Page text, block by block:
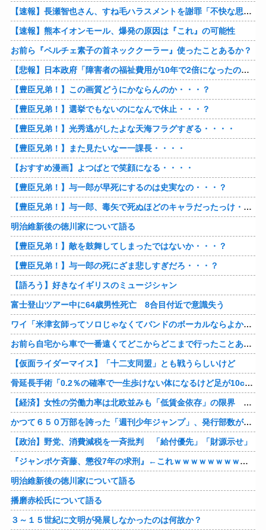
【速報】長瀬智也さん、すね毛ハラスメントを謝罪「不快な思いをさせて申し訳ありませんでした」
【速報】熊本イオンモール、爆発の原因は『これ』の可能性
お前ら『ペルチェ素子の首ネッククーラー』使ったことあるか？
【悲報】日本政府「障害者の福祉費用が10年で2倍になったので抑制します」
【豊臣兄弟！】この画質どうにかならんのか・・・？
【豊臣兄弟！】選挙でもないのになんで休止・・・？
【豊臣兄弟！】光秀逃がしたよな天海フラグすぎる・・・・
【豊臣兄弟！】また見たいなー一課長・・・・
【おすすめ漫画】よつばとで笑顔になる・・・・
【豊臣兄弟！】与一郎が早死にするのは史実なの・・・？
【豊臣兄弟！】与一郎、毒矢で死ぬほどのキャラだったっけ・・・・
明治維新後の徳川家について語る
【豊臣兄弟！】敵を鼓舞してしまったではないか・・・？
【豊臣兄弟！】与一郎の死にざま悲しすぎだろ・・・？
【語ろう】好きなイギリスのミュージシャン
富士登山ツアー中に64歳男性死亡 8合目付近で意識失う
ワイ「米津玄師ってソロじゃなくてバンドのボーカルならよかったよね」
お前ら自宅から車で一番遠くてどこからどこまで行ったことある？
【仮面ライダーマイス】「十二支同盟」とも戦うらしいけど
骨延長手術「0.2％の確率で一生歩けない体になるけど足が10cm伸びます」←コスパ良すぎるだろ
【経済】女性の労働力率は北欧並みも「低賃金依存」の限界 団塊世代の完全引退で、企業が迫られる“最後の選択”
かつて６５０万部を誇った「週刊少年ジャンプ」、発行部数が初の100万部割れ
【政治】野党、消費減税を一斉批判 「給付優先」「財源示せ」
『ジャンポケ斉藤、懲役7年の求刑』←これｗｗｗｗｗｗｗｗｗｗｗｗｗｗｗｗｗｗ
明治維新後の徳川家について語る
播磨赤松氏について語る
３～１５世紀に文明が発展しなかったのは何故か？